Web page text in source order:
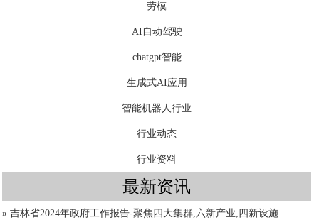
劳模
AI自动驾驶
chatgpt智能
生成式AI应用
智能机器人行业
行业动态
行业资料
最新资讯
» 吉林省2024年政府工作报告-聚焦四大集群,六新产业,四新设施